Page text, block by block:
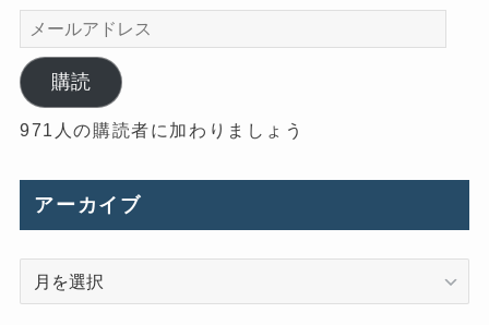
メ
ー
ル
ア
ド
ス
購読
971人の購読者に加わりましょう
アーカイブ